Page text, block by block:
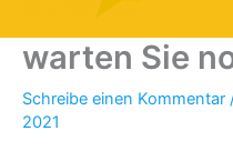
warten Sie
Schreibe einen Kommentar
2021